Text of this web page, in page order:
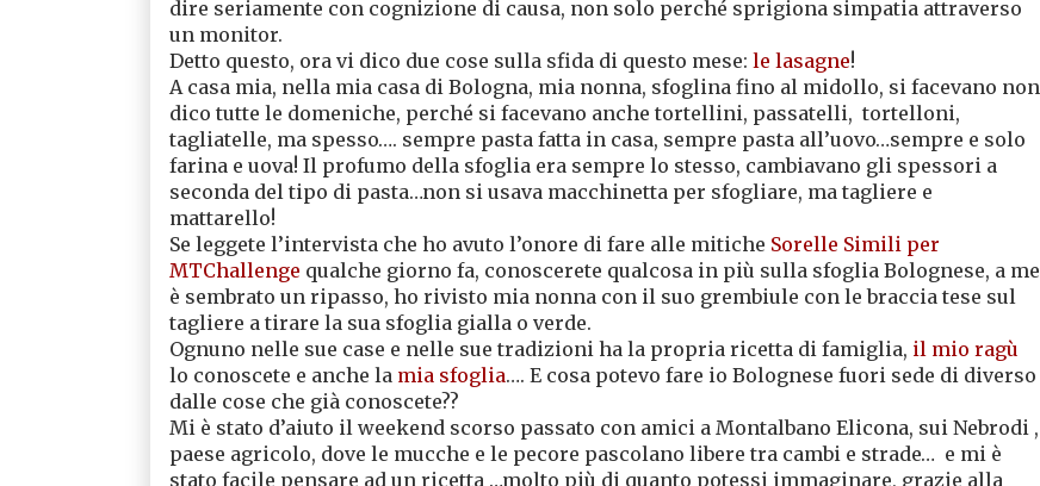
dire seriamente con cognizione di causa, non solo perché sprigiona simpatia attraverso
un monitor.
Detto questo, ora vi dico due cose sulla sfida di questo mese: le lasagne!
A casa mia, nella mia casa di Bologna, mia nonna, sfoglina fino al midollo, si facevano non
dico tutte le domeniche, perché si facevano anche tortellini, passatelli, tortelloni,
tagliatelle, ma spesso…. sempre pasta fatta in casa, sempre pasta all’uovo…sempre e solo
farina e uova! Il profumo della sfoglia era sempre lo stesso, cambiavano gli spessori a
seconda del tipo di pasta…non si usava macchinetta per sfogliare, ma tagliere e
mattarello!
Se leggete l’intervista che ho avuto l’onore di fare alle mitiche Sorelle Simili per
MTChallenge qualche giorno fa, conoscerete qualcosa in più sulla sfoglia Bolognese, a me
è sembrato un ripasso, ho rivisto mia nonna con il suo grembiule con le braccia tese sul
tagliere a tirare la sua sfoglia gialla o verde.
Ognuno nelle sue case e nelle sue tradizioni ha la propria ricetta di famiglia, il mio ragù
lo conoscete e anche la mia sfoglia…. E cosa potevo fare io Bolognese fuori sede di diverso
dalle cose che già conoscete??
Mi è stato d’aiuto il weekend scorso passato con amici a Montalbano Elicona, sui Nebrodi ,
paese agricolo, dove le mucche e le pecore pascolano libere tra cambi e strade… e mi è
stato facile pensare ad un ricetta …molto più di quanto potessi immaginare, grazie alla